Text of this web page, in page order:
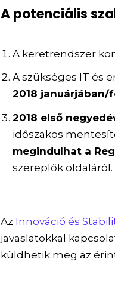
A potenciális
A keretrendszer
A szükséges IT és
2018
2018 első
időszakos
megindulhat a
szereplők oldaláról.
Az Innováció és
javaslatokkal
küldhetik meg az